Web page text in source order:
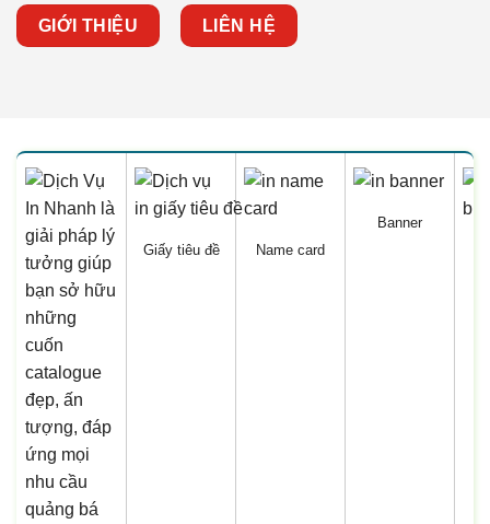
GIỚI THIỆU LIÊN HỆ
Giấy tiêu đề Name card
Banner